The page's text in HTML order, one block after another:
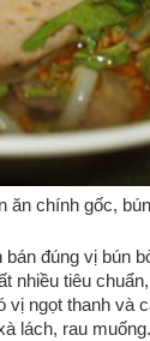
ăn chính gốc,
đúng vị bún
nhiều tiêu
ngọt thanh và
lách, rau